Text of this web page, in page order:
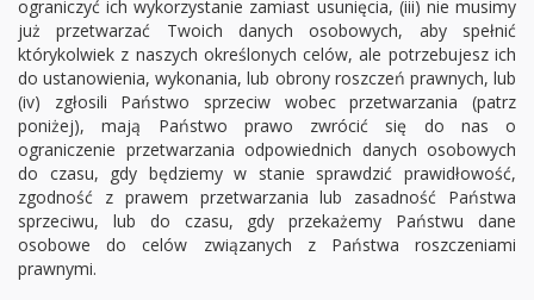
ograniczyć ich wykorzystanie zamiast usunięcia, (iii) nie musimy
już przetwarzać Twoich danych osobowych, aby spełnić
którykolwiek z naszych określonych celów, ale potrzebujesz ich
do ustanowienia, wykonania, lub obrony roszczeń prawnych, lub
(iv) zgłosili Państwo sprzeciw wobec przetwarzania (patrz
poniżej), mają Państwo prawo zwrócić się do nas o
ograniczenie przetwarzania odpowiednich danych osobowych
do czasu, gdy będziemy w stanie sprawdzić prawidłowość,
zgodność z prawem przetwarzania lub zasadność Państwa
sprzeciwu, lub do czasu, gdy przekażemy Państwu dane
osobowe do celów związanych z Państwa roszczeniami
prawnymi.